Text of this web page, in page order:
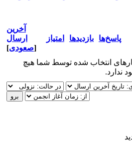
پاسخ‌ها بازدید‌ها امتیاز
آخرین
ارسال
[صعودی]
انتخاب شده توسط شما هیچ
ندارد.